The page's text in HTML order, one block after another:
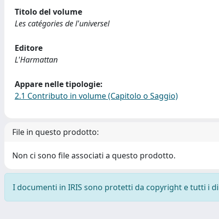
Titolo del volume
Les catégories de l'universel
Editore
L'Harmattan
Appare nelle tipologie:
2.1 Contributo in volume (Capitolo o Saggio)
File in questo prodotto:
Non ci sono file associati a questo prodotto.
I documenti in IRIS sono protetti da copyright e tutti i